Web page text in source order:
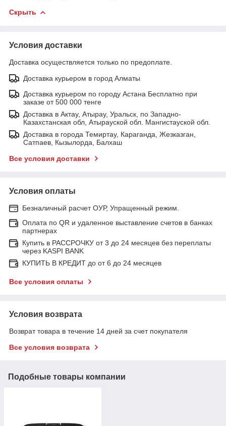
Скрыть
Условия доставки
Доставка осуществляется только по предоплате.
Доставка курьером в город Алматы
Доставка курьером по городу Астана Бесплатно при
заказе от 500 000 тенге
Доставка в Актау, Атырау, Уральск, по Западно-
Казахстанская обл, Атырауской обл. Мангистауской обл.
Доставка в города Темиртау, Караганда, Жезказган,
Сатпаев, Кызылорда, Балхаш
Все условия доставки
Условия оплаты
Безналичный расчет ОУР, Упращенный режим.
Оплата по QR и удаленное выставление счетов в банках
партнерах
Купить в РАССРОЧКУ от 3 до 24 месяцев без переплаты
через KASPI BANK
КУПИТЬ В КРЕДИТ до от 6 до 24 месяцев
Все условия оплаты
Условия возврата
Возврат товара в течение 14 дней за счет покупателя
Все условия возврата
Подобные товары компании